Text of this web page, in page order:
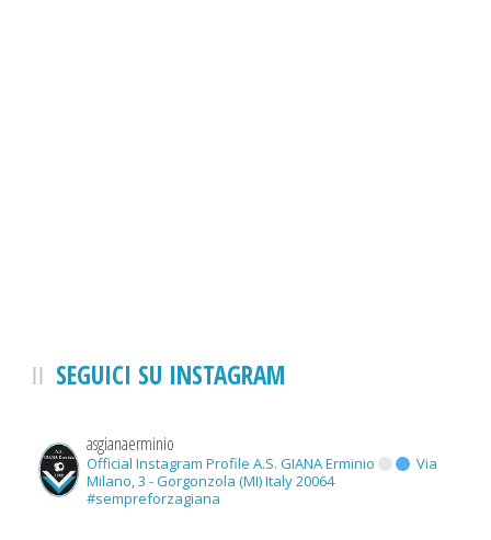
SEGUICI SU INSTAGRAM
asgianaerminio
Official Instagram Profile A.S. GIANA Erminio
Via
Milano, 3 - Gorgonzola (MI) Italy 20064
#sempreforzagiana